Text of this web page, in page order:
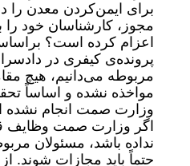
برای ایمن‌کردن معدن را
مجوز، کارشناسان خود
اعزام کرده است؟
پرونده‌ی کیفری در
مربوطه می‌دانیم، هیچ
مواخذه نشده و اساساً
وزارت صمت انجام
اگر وزارت صمت وظایف
نداده باشد، مسئولان
حتماً باید مجازات شوند.